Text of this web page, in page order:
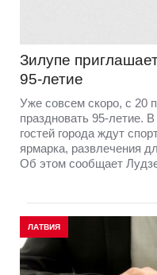
Зилупе
95-летие
Уже совсем скоро, с 20
праздновать 95-летие.
гостей города ждут
ярмарка, развлечения
Об этом сообщает
ЛАТВИЯ